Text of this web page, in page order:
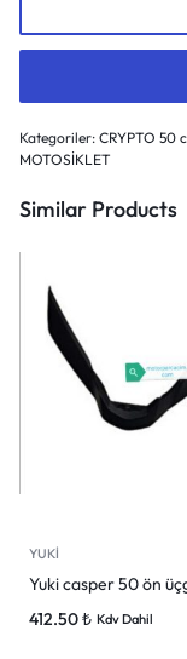
Kategoriler: CRYPTO 50
MOTOSİKLET
Similar Products
YUKİ
Yuki casper 50 ön
412.50₺ Kdv Dahil